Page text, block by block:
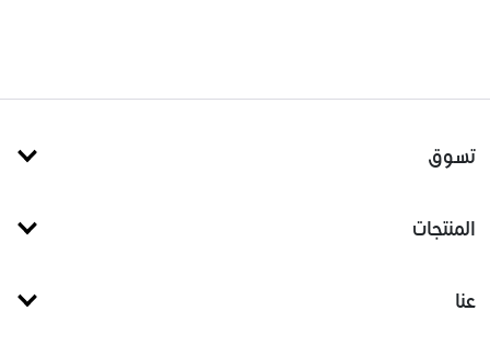
تسوق
المنتجات
عنا